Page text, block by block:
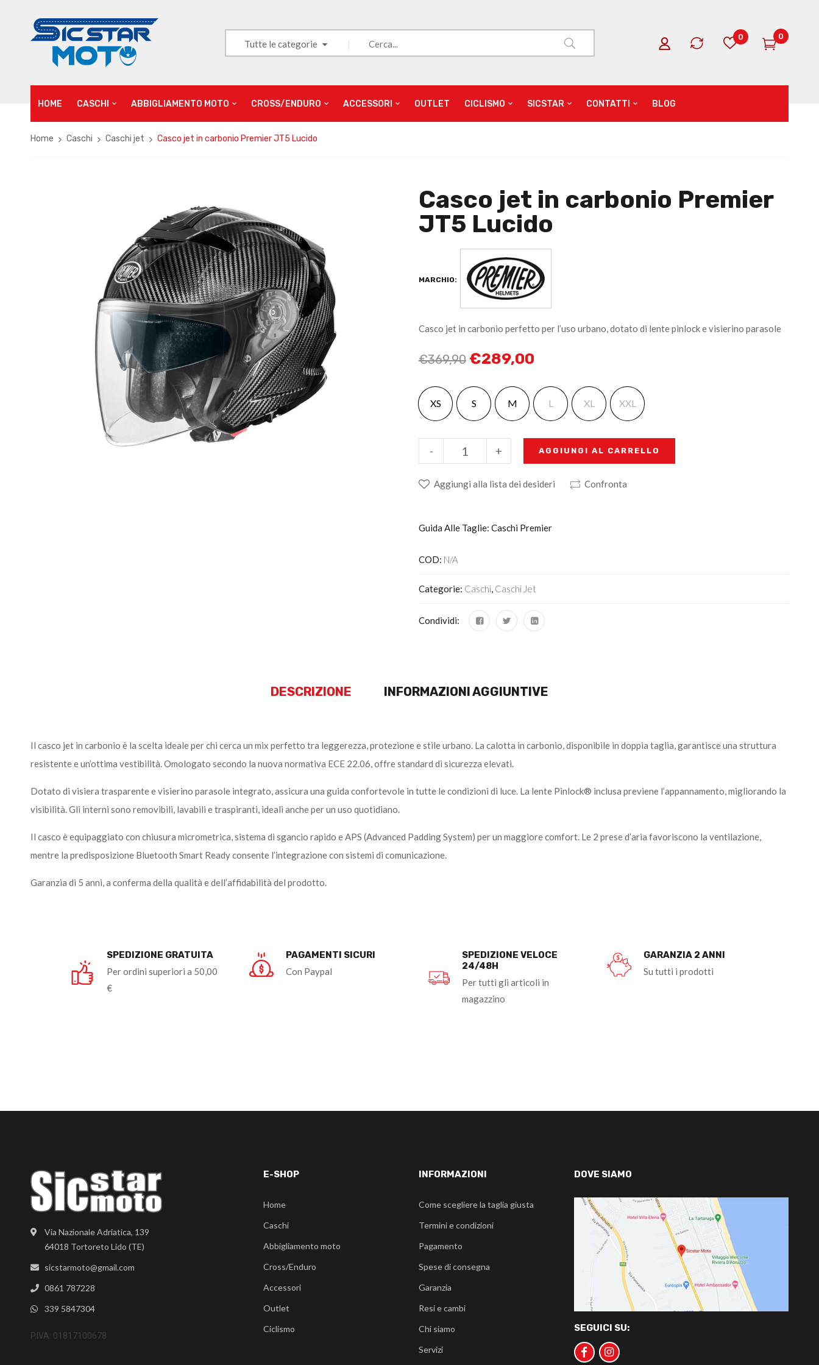
Tutte le categorie
0 0
HOME CASCHI ABBIGLIAMENTO MOTO CROSS/ENDURO ACCESSORI OUTLET CICLISMO SICSTAR CONTATTI BLOG
Home Caschi Caschi jet Casco jet in carbonio Premier JT5 Lucido
Casco jet in carbonio Premier
JT5 Lucido
MARCHIO:
Casco jet in carbonio perfetto per l’uso urbano, dotato di lente pinlock e visierino parasole
€369,90 €289,00
XS S M L XL XXL
+
- AGGIUNGI AL CARRELLO
Aggiungi alla lista dei desideri Confronta
Guida Alle Taglie: Caschi Premier
COD: N/A
Categorie: Caschi Caschi Jet
Condividi:
DESCRIZIONE INFORMAZIONI AGGIUNTIVE
Il casco jet in carbonio è la scelta ideale per chi cerca un mix perfetto tra leggerezza, protezione e stile urbano. La calotta in carbonio, disponibile in doppia taglia, garantisce una struttura
resistente e un’ottima vestibilità. Omologato secondo la nuova normativa ECE 22.06, offre standard di sicurezza elevati.
Dotato di visiera trasparente e visierino parasole integrato, assicura una guida confortevole in tutte le condizioni di luce. La lente Pinlock® inclusa previene l’appannamento, migliorando la
visibilità. Gli interni sono removibili, lavabili e traspiranti, ideali anche per un uso quotidiano.
Il casco è equipaggiato con chiusura micrometrica, sistema di sgancio rapido e APS (Advanced Padding System) per un maggiore comfort. Le 2 prese d’aria favoriscono la ventilazione,
mentre la predisposizione Bluetooth Smart Ready consente l’integrazione con sistemi di comunicazione.
Garanzia di 5 anni, a conferma della qualità e dell’affidabilità del prodotto.
SPEDIZIONE GRATUITA
Per ordini superiori a 50,00
€
PAGAMENTI SICURI
Con Paypal
SPEDIZIONE VELOCE
24/48H
Per tutti gli articoli in
magazzino
GARANZIA 2 ANNI
Su tutti i prodotti
Via Nazionale Adriatica, 139
64018 Tortoreto Lido (TE)
sicstarmoto@gmail.com
0861 787228
339 5847304
P.IVA: 01817100678
E-SHOP
Home
Caschi
Abbigliamento moto
Cross/Enduro
Accessori
Outlet
Ciclismo
INFORMAZIONI
Come scegliere la taglia giusta
Termini e condizioni
Pagamento
Spese di consegna
Garanzia
Resi e cambi
Chi siamo
Servizi
DOVE SIAMO
SEGUICI SU: